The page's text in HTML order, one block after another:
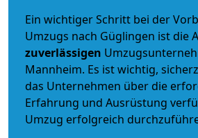
Ein wichtiger Schritt bei der
Umzugs nach Güglingen ist die
zuverlässigen
Mannheim. Es ist wichtig,
das Unternehmen über die
Erfahrung und Ausrüstung
Umzug erfolgreich